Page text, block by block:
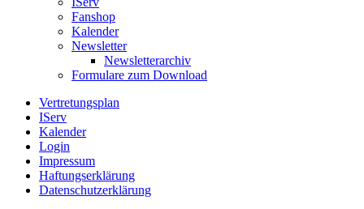
Fanshop
Kalender
Newsletter
Newsletterarchiv
Formulare zum Download
Vertretungsplan
IServ
Kalender
Login
Impressum
Haftungserklärung
Datenschutzerklärung